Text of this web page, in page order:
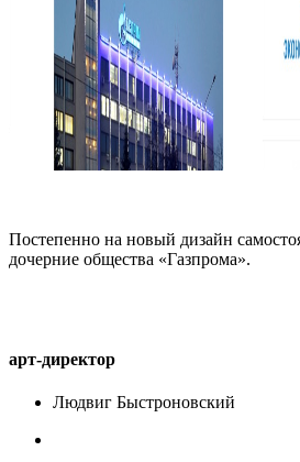
Постепенно на новый дизайн
дочерние общества «Газпрома».
арт-директор
Людвиг Быстроновский